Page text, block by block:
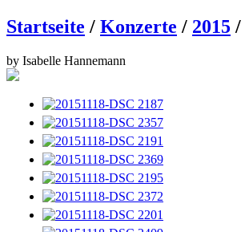
Startseite / Konzerte / 2015 /
by Isabelle Hannemann